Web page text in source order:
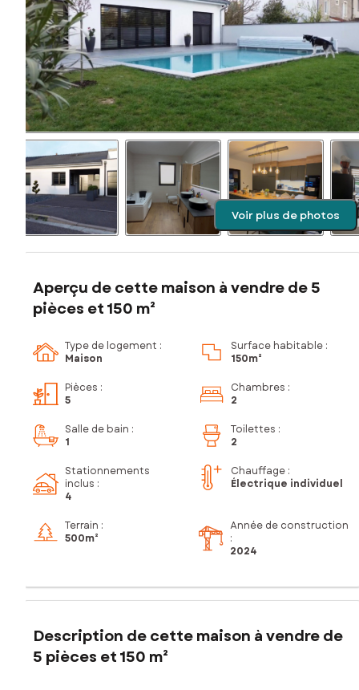
Voir plus de photos
Aperçu de cette maison à vendre de 5
pièces et 150 m²
Type de logement :
Maison
Surface habitable :
150m²
Pièces :
5
Chambres :
2
Salle de bain :
1
Toilettes :
2
Stationnements
inclus :
4
Chauffage :
Électrique individuel
Terrain :
500m²
Année de construction
:
2024
Description de cette maison à vendre de
5 pièces et 150 m²